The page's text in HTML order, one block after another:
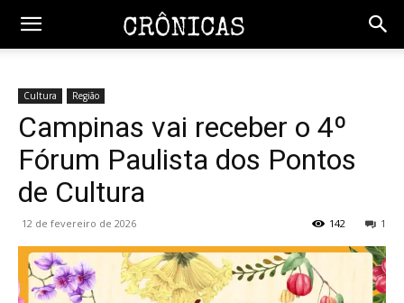
Cultura Região
Campinas vai receber o 4º
Fórum Paulista dos Pontos
de Cultura
12 de fevereiro de 2026 1
142